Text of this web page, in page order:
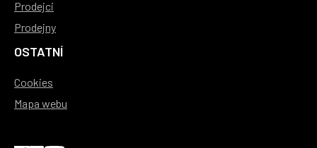
Prodejci
Prodejny
OSTATNÍ
Cookies
Mapa webu